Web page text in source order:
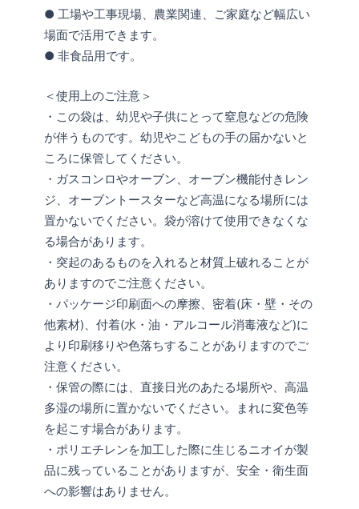
● 工場や工事現場、農業関連、ご家庭など幅広い
場面で活用できます。
● 非食品用です。
＜使用上のご注意＞
・この袋は、幼児や子供にとって窒息などの危険
が伴うものです。幼児やこどもの手の届かないと
ころに保管してください。
・ガスコンロやオーブン、オーブン機能付きレン
ジ、オーブントースターなど高温になる場所には
置かないでください。袋が溶けて使用できなくな
る場合があります。
・突起のあるものを入れると材質上破れることが
ありますのでご注意ください。
・パッケージ印刷面への摩擦、密着(床・壁・その
他素材)、付着(水・油・アルコール消毒液など)に
より印刷移りや色落ちすることがありますのでご
注意ください。
・保管の際には、直接日光のあたる場所や、高温
多湿の場所に置かないでください。まれに変色等
を起こす場合があります。
・ポリエチレンを加工した際に生じるニオイが製
品に残っていることがありますが、安全・衛生面
への影響はありません。